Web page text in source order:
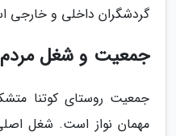
گردشگران داخلی و خارجی
جمعیت و شغل مردم
جمعیت روستای کوتنا
مهمان نواز است. شغل